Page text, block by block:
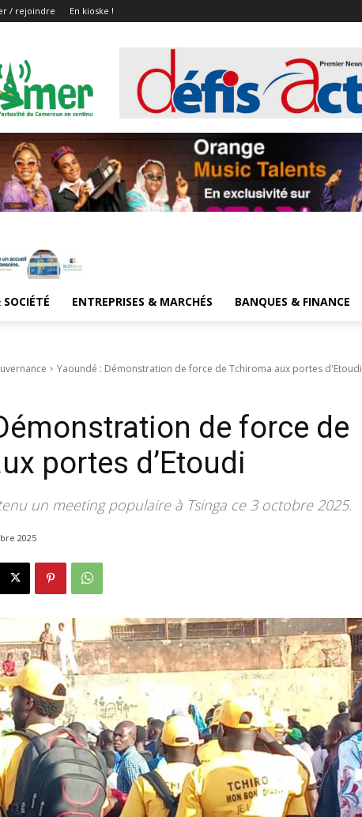
/ rejoindre En kioske !
ENTREPRISES & MARCHÉS BANQUES & FINANCE
Yaoundé : Démonstration de force de Tchiroma aux portes d'Etoudi
de force de
portes d’Etoudi
un meeting populaire à Tsinga ce 3 octobre 2025.
2025